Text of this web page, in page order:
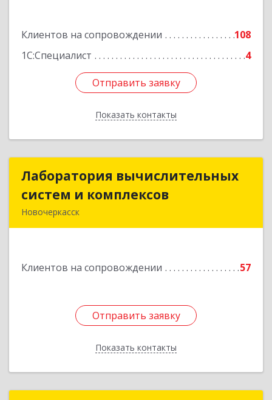
Клиентов на сопровождении
108
1С:Специалист
4
Отправить заявку
Показать контакты
Отправить заявку
Назад
Лаборатория вычислительных
систем и комплексов
Новочеркасск
Клиентов на сопровождении 57
Отправить заявку
Показать контакты
Лаборатория вычислительных
систем и комплексов
Подробнее
Отправить заявку
Назад